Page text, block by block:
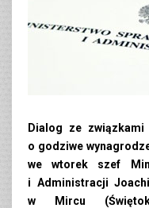
Dialog ze
o godziwe
we wtorek szef
i Administracji
w Mircu